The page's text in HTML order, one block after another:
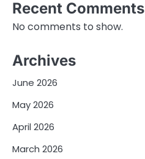
Recent Comments
No comments to show.
Archives
June 2026
May 2026
April 2026
March 2026